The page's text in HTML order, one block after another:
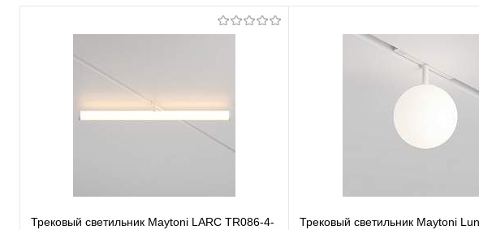
Трековый светильник Maytoni LARC TR086-4-
Трековый светильник Maytoni